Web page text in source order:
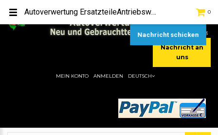
[+49] (0) 2232-5205
[+49] (0) 177 / 4080033
Nachricht an
uns
0
MEIN KONTO ANMELDEN DEUTSCH
Autoverwertung ErsatzteileAntriebswelle Gelenkwelle rechts VW Golf 6 VI BeifahrerseiteHier gibt es viele Autoersatzteile, günstigen Preise, gute Qualität
Nachricht schicken